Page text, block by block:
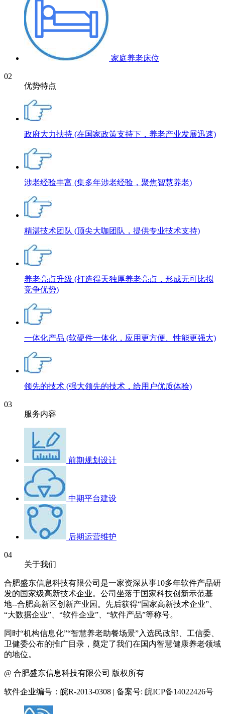
家庭养老床位
02
优势特点
政府大力扶持 (在国家政策支持下，养老产业发展迅速)
涉老经验丰富 (集多年涉老经验，聚焦智慧养老)
精湛技术团队 (顶尖大咖团队，提供专业技术支持)
养老亮点升级 (打造得天独厚养老亮点，形成无可比拟
竞争优势)
一体化产品 (软硬件一体化，应用更方便、性能更强大)
领先的技术 (强大领先的技术，给用户优质体验)
03
服务内容
前期规划设计
中期平台建设
后期运营维护
04
关于我们
合肥盛东信息科技有限公司是一家资深从事10多年软件产品研
发的国家级高新技术企业。公司坐落于国家科技创新示范基
地--合肥高新区创新产业园。先后获得“国家高新技术企业”、
“大数据企业”、“软件企业”、“软件产品”等称号。
同时“机构信息化”“智慧养老助餐场景”入选民政部、工信委、
卫健委公布的推广目录，奠定了我们在国内智慧健康养老领域
的地位。
@ 合肥盛东信息科技有限公司 版权所有
软件企业编号：皖R-2013-0308 | 备案号: 皖ICP备14022426号